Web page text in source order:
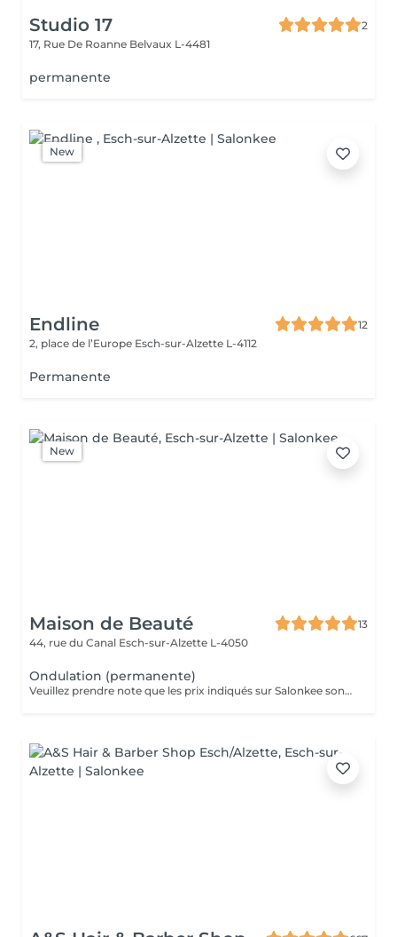
Studio 17
2
17, Rue De Roanne Belvaux L-4481
permanente
New
Endline
12
2, place de l’Europe Esch-sur-Alzette L-4112
Permanente
New
Maison de Beauté
13
44, rue du Canal Esch-sur-Alzette L-4050
Ondulation (permanente)
Veuillez prendre note que les prix indiqués sur Salonkee sont communiqués à titre informatif et s'entendent de base. Ces derniers sont susceptibles de varier selon le diagnostic réalisé à votre arrivée au salon et l'expertise du professionnel à qui vous confiez votre beauté. Dans tous les cas, un devis précis vous sera proposé et toutes réalisations de prestations seront effectuées avec votre accord. Un grand merci d'avance pour votre compréhension. Au plaisir de vous recevoir très vite.